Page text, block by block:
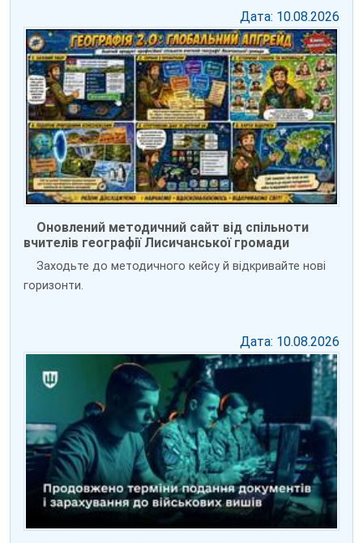
Дата: 10.08.2026
Оновлений методичний сайт від спільноти
вчителів географії Лисичанської громади
Заходьте до методичного кейсу й відкривайте нові
горизонти.
Дата: 10.08.2026